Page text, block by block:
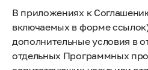
В приложениях к
включаемых в форме
дополнительные условия в
отдельных Программных